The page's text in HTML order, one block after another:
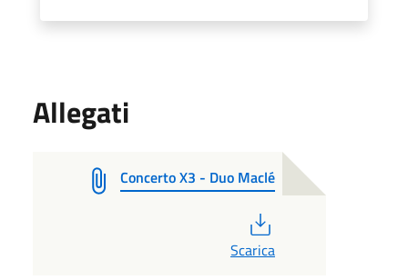
Allegati
Concerto X3 - Duo Maclé
Scarica